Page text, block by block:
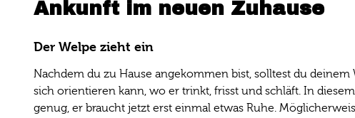
Ankunft im neuen Zuhause
Der Welpe zieht ein
Nachdem du zu Hause angekommen bist, solltest du
sich orientieren kann, wo er trinkt, frisst und schläft. In
genug, er braucht jetzt erst einmal etwas Ruhe.